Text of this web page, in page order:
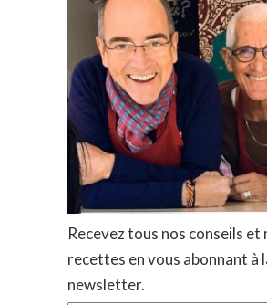
Recevez tous nos conseils et
recettes en vous abonnant à
newsletter.